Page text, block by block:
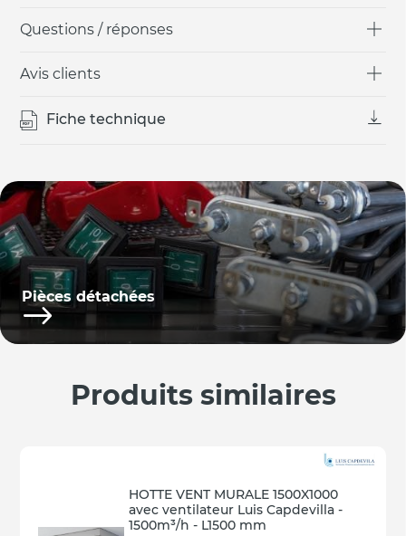
Questions / réponses
Avis clients
Fiche technique
Pièces détachées
Produits similaires
HOTTE VENT MURALE 1500X1000
avec ventilateur Luis Capdevilla -
1500m³/h - L1500 mm